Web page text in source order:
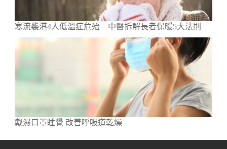
寒流襲港4人低溫症危殆 中醫拆解長者保暖5大法則
戴濕口罩睡覺 改善呼吸道乾燥